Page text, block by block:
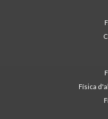
Física